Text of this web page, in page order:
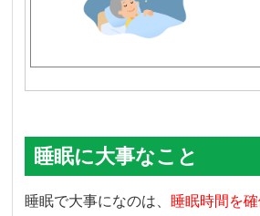
睡眠に大事なこと
睡眠で大事になのは、 睡眠時間を